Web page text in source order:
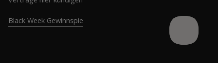
Black Week Gewinnspie